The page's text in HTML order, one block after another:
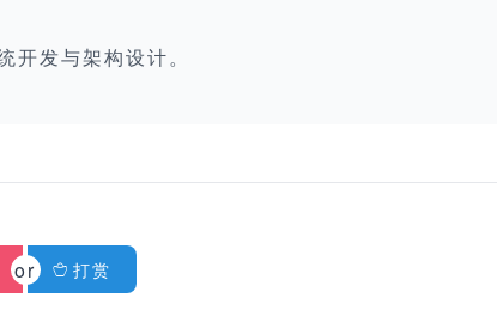
发与架构设计。
打赏